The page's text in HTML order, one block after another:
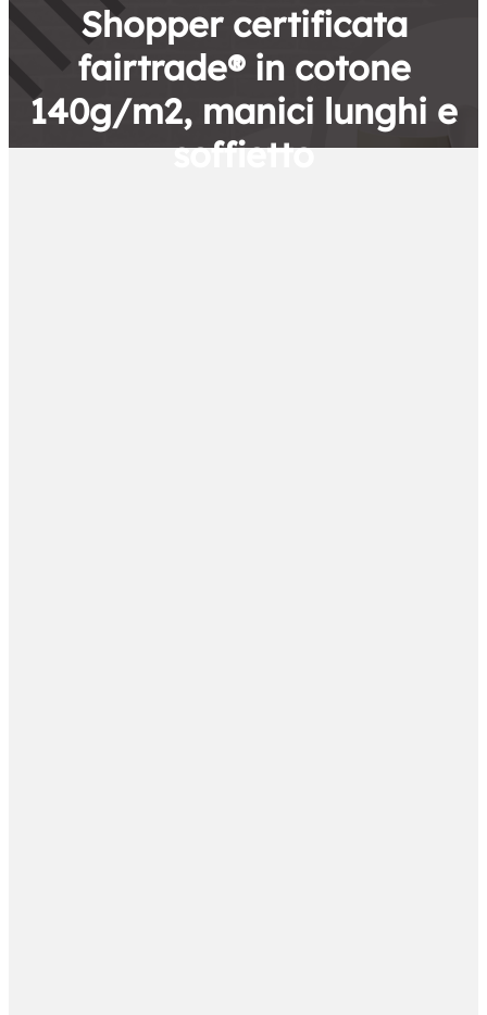
Shopper certificata
fairtrade® in cotone
140g/m2, manici lunghi e
soffietto